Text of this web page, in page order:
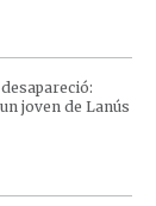
joven de Lanús